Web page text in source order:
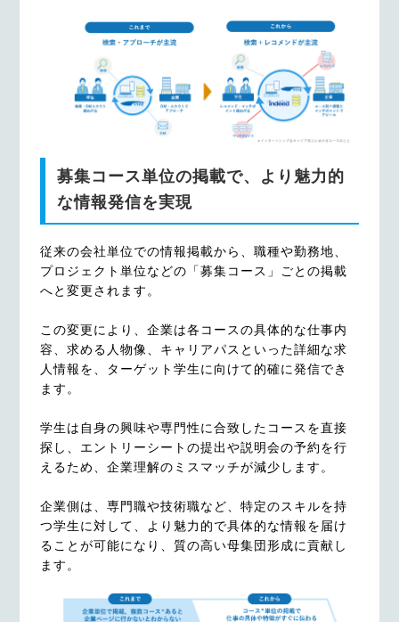
募集コース単位の掲載で、より魅力的
な情報発信を実現
従来の会社単位での情報掲載から、職種や勤務地、
プロジェクト単位などの「募集コース」ごとの掲載
へと変更されます。
この変更により、企業は各コースの具体的な仕事内
容、求める人物像、キャリアパスといった詳細な求
人情報を、ターゲット学生に向けて的確に発信でき
ます。
学生は自身の興味や専門性に合致したコースを直接
探し、エントリーシートの提出や説明会の予約を行
えるため、企業理解のミスマッチが減少します。
企業側は、専門職や技術職など、特定のスキルを持
つ学生に対して、より魅力的で具体的な情報を届け
ることが可能になり、質の高い母集団形成に貢献し
ます。